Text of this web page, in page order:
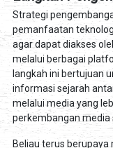
Strategi
pemanfaatan
agar dapat diakses
melalui berbagai
langkah ini bertujuan
informasi sejarah
melalui media yang
perkembangan media
Beliau terus